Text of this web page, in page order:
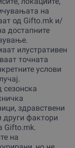
на
од Gifto.mk и/
достапните
илустративен
точната
услови
здравствени
други фактори
Gifto.mk.
на